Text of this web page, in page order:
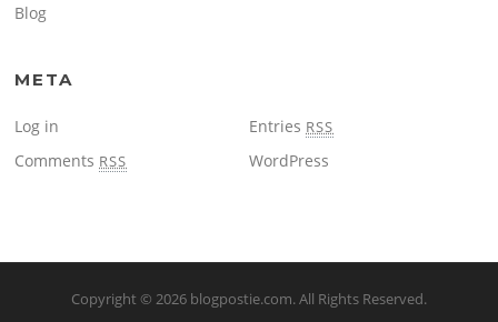
Blog
META
Log in Entries RSS
Comments RSS WordPress
Copyright © 2026 blogpostie.com. All Rights Reserved.